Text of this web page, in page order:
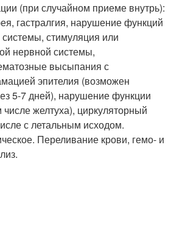
(при случайном приеме внутрь):
гастралгия, нарушение функций
системы, стимуляция или
нервной системы,
высыпания с
эпителия (возможен
5-7 дней), нарушение функции
числе желтуха), циркуляторный
с летальным исходом.
Переливание крови, гемо- и